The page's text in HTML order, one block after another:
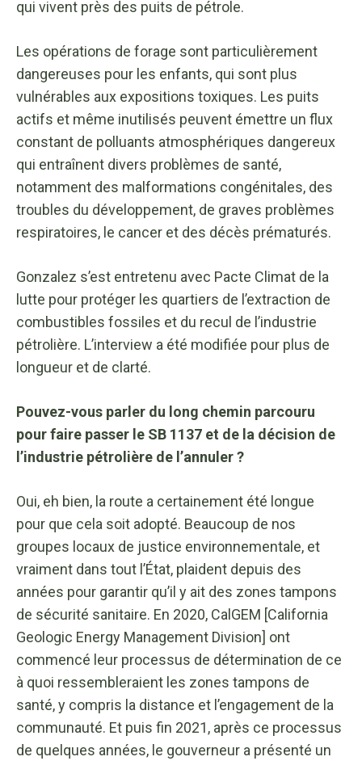
qui vivent près des puits de pétrole.
Les opérations de forage sont particulièrement
dangereuses pour les enfants, qui sont plus
vulnérables aux expositions toxiques. Les puits
actifs et même inutilisés peuvent émettre un flux
constant de polluants atmosphériques dangereux
qui entraînent divers problèmes de santé,
notamment des malformations congénitales, des
troubles du développement, de graves problèmes
respiratoires, le cancer et des décès prématurés.
Gonzalez s’est entretenu avec Pacte Climat de la
lutte pour protéger les quartiers de l’extraction de
combustibles fossiles et du recul de l’industrie
pétrolière. L’interview a été modifiée pour plus de
longueur et de clarté.
Pouvez-vous parler du long chemin parcouru
pour faire passer le SB 1137 et de la décision de
l’industrie pétrolière de l’annuler ?
Oui, eh bien, la route a certainement été longue
pour que cela soit adopté. Beaucoup de nos
groupes locaux de justice environnementale, et
vraiment dans tout l’État, plaident depuis des
années pour garantir qu’il y ait des zones tampons
de sécurité sanitaire. En 2020, CalGEM [California
Geologic Energy Management Division] ont
commencé leur processus de détermination de ce
à quoi ressembleraient les zones tampons de
santé, y compris la distance et l’engagement de la
communauté. Et puis fin 2021, après ce processus
de quelques années, le gouverneur a présenté un